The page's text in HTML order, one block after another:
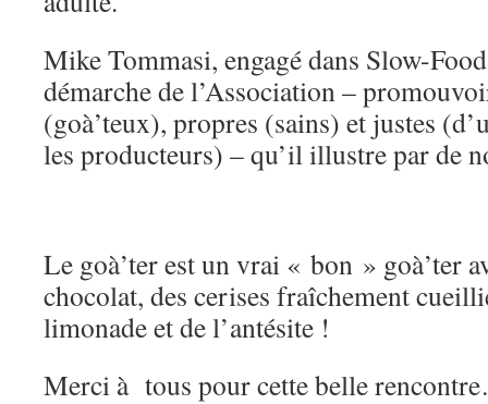
Mike Tommasi, engagé dans Slow-
démarche de l’Association –
(goà’teux), propres (sains) et justes
les producteurs) – qu’il illustre par de
Le goà’ter est un vrai « bon » goà’ter
chocolat, des cerises fraîchement
limonade et de l’antésite !
Merci à tous pour cette belle